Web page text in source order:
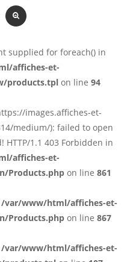
supplied for foreach() in
affiches-et-
products.tplon line 94
images.affiches-et-
medium/): failed to open
HTTP/1.1 403 Forbidden in
affiches-et-
Products.php on line 861
/var/www/html/affiches-et-
Products.php on line 867
/var/www/html/affiches-et-